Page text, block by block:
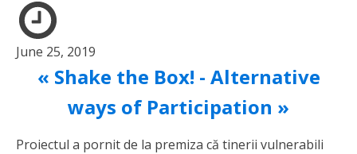
June 25, 2019
« Shake the Box! - Alternative
ways of Participation »
Proiectul a pornit de la premiza că tinerii vulnerabili